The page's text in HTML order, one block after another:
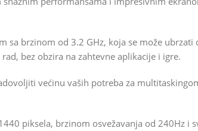
brzinom od 3.2 GHz, koja se može
bez obzira na zahtevne aplikacije i igre.
većinu vaših potreba za
piksela, brzinom osvežavanja od 240Hz i